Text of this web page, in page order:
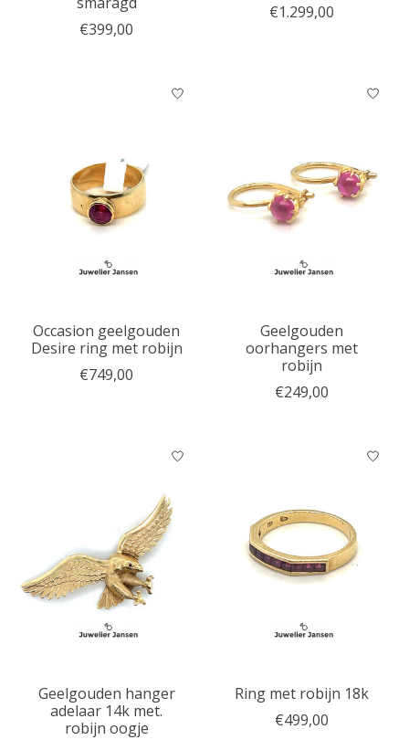
€399,00
€1.299,00
Occasion geelgouden
Desire ring met robijn
€749,00
Geelgouden
oorhangers met
robijn
€249,00
Geelgouden hanger
adelaar 14k met.
robijn oogje
Ring met robijn 18k
€499,00